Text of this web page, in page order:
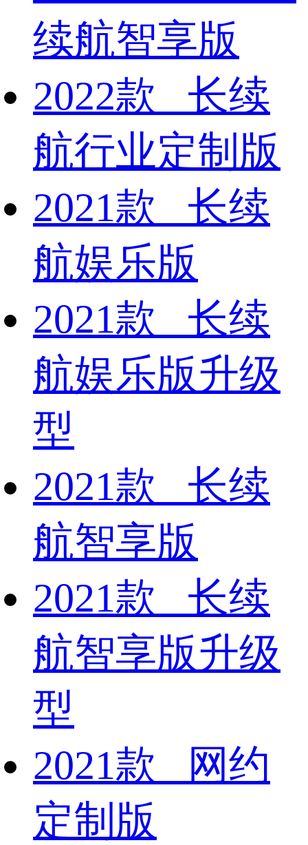
续航智享版
2022款 长续
航行业定制版
2021款 长续
航娱乐版
2021款 长续
航娱乐版升级
型
2021款 长续
航智享版
2021款 长续
航智享版升级
型
2021款 网约
定制版